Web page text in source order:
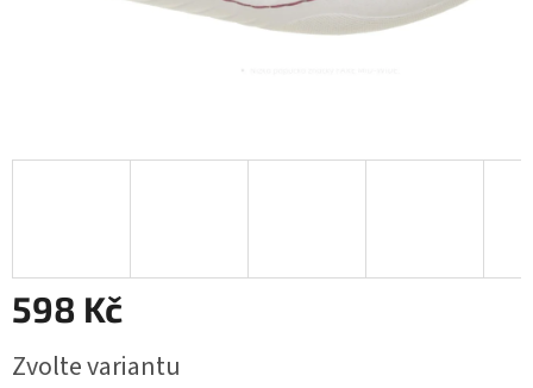
598 Kč
cena:
Zvolte variantu